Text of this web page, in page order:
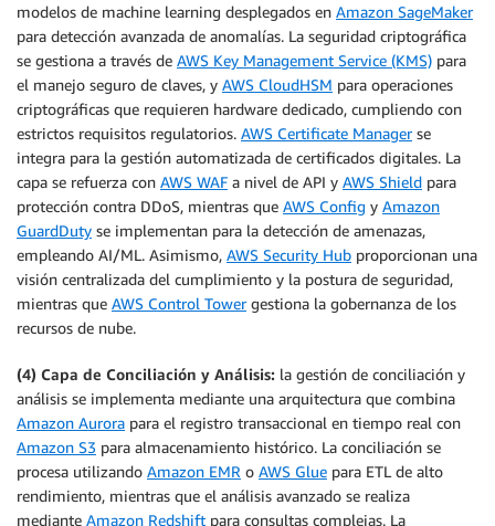
modelos de machine learning desplegados en Amazon SageMaker
para detección avanzada de anomalías. La seguridad criptográfica
se gestiona a través de AWS Key Management Service (KMS) para
el manejo seguro de claves, y AWS CloudHSM para operaciones
criptográficas que requieren hardware dedicado, cumpliendo con
estrictos requisitos regulatorios. AWS Certificate Managerse
integra para la gestión automatizada de certificados digitales. La
capa se refuerza con AWS WAF a nivel de API y AWS Shield para
protección contra DDoS, mientras que AWS Config y Amazon
GuardDuty se implementan para la detección de amenazas,
empleando AI/ML. Asimismo, AWS Security Hub proporcionan una
visión centralizada del cumplimiento y la postura de seguridad,
mientras que AWS Control Towergestiona la gobernanza de los
recursos de nube.
(4) Capa de Conciliación y Análisis: la gestión de conciliación y
análisis se implementa mediante una arquitectura que combina
Amazon Aurora para el registro transaccional en tiempo real con
Amazon S3 para almacenamiento histórico. La conciliación se
procesa utilizando Amazon EMR o AWS Glue para ETL de alto
rendimiento, mientras que el análisis avanzado se realiza
mediante Amazon Redshift para consultas complejas. La